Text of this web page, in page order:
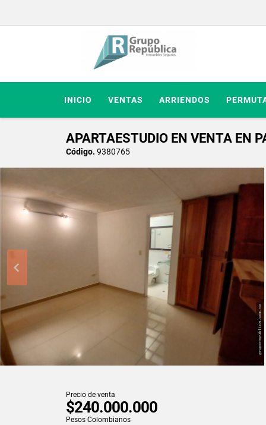
INICIO VENTAS ARRIENDOS
APARTAESTUDIO EN VENTA EN
Código. 9380765
Precio de venta
$240.000.000
Pesos Colombianos